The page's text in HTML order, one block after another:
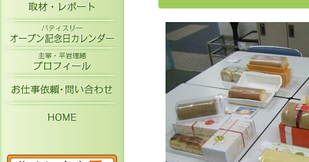
パティスリーオープン記念日カレン
主宰・平岩理緒プロフィール
お仕事依頼・お問い合わせ